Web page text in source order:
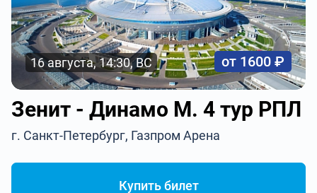
16 августа, 14:30, ВС от 1600 ₽
Зенит - Динамо М. 4 тур РПЛ
г. Санкт-Петербург, Газпром Арена
Купить билет